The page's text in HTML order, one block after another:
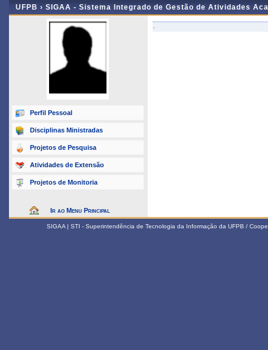
UFPB › SIGAA - Sistema Integrado de Gestão de Atividades
Perfil Pessoal
Disciplinas Ministradas
Projetos de Pesquisa
Atividades de Extensão
Projetos de Monitoria
Ir ao Menu Principal
-
SIGAA | STI - Superintendência de Tecnologia da Informação da UFPB /